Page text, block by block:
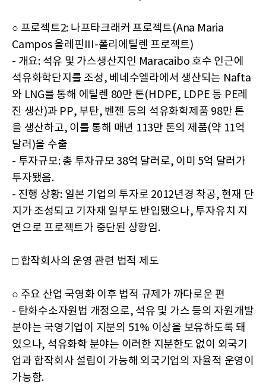
○ 프로젝트2: 나프타크래커 프로젝트(Ana Maria
Campos 올레핀III-폴리에틸렌 프로젝트)
- 개요: 석유 및 가스생산지인 Maracaibo 호수 인근에
석유화학단지를 조성, 베네수엘라에서 생산되는 Nafta
와 LNG를 통해 에틸렌 80만 톤(HDPE, LDPE 등 PE레
진 생산)과 PP, 부탄, 벤젠 등의 석유화학제품 98만 톤
을 생산하고, 이를 통해 매년 113만 톤의 제품(약 11억
달러)을 수출
- 투자규모: 총 투자규모 38억 달러로, 이미 5억 달러가
투자됐음.
- 진행 상황: 일본 기업의 투자로 2012년경 착공, 현재 단
지가 조성되고 기자재 일부도 반입됐으나, 투자유치 지
연으로 프로젝트가 중단된 상황임.
□ 합작회사의 운영 관련 법적 제도
○ 주요 산업 국영화 이후 법적 규제가 까다로운 편
- 탄화수소자원법 개정으로, 석유 및 가스 등의 자원개발
분야는 국영기업이 지분의 51% 이상을 보유하도록 돼
있으나, 석유화학 분야는 이러한 지분한도 없이 외국기
업과 합작회사 설립이 가능해 외국기업의 자율적 운영이
가능함.